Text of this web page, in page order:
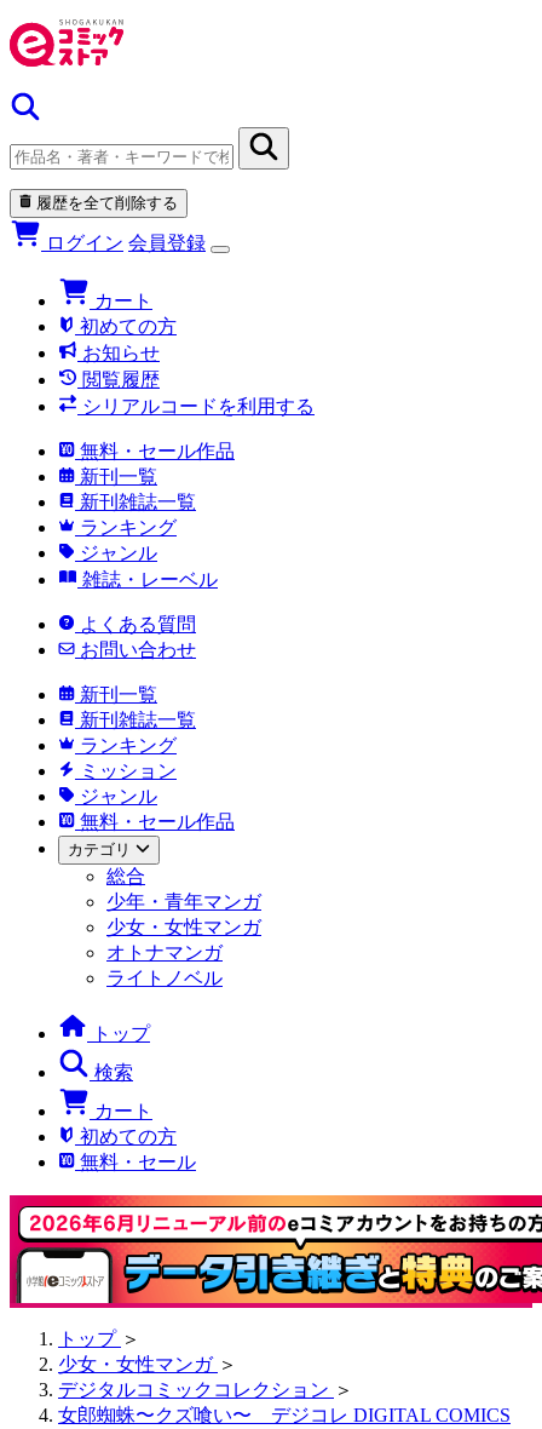
履歴を全て削除する
ログイン 会員登録
カート
初めての方
お知らせ
閲覧履歴
シリアルコードを利用する
無料・セール作品
新刊一覧
新刊雑誌一覧
ランキング
ジャンル
雑誌・レーベル
よくある質問
お問い合わせ
新刊一覧
新刊雑誌一覧
ランキング
ミッション
ジャンル
無料・セール作品
カテゴリ
総合
少年・青年マンガ
少女・女性マンガ
オトナマンガ
ライトノベル
トップ
検索
カート
初めての方
無料・セール
トップ ＞
少女・女性マンガ ＞
デジタルコミックコレクション ＞
女郎蜘蛛〜クズ喰い〜 デジコレ DIGITAL COMICS